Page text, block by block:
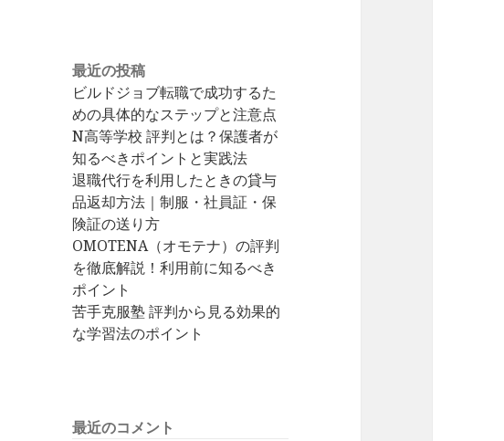
最近の投稿
ビルドジョブ転職で成功するた
めの具体的なステップと注意点
N高等学校 評判とは？保護者が
知るべきポイントと実践法
退職代行を利用したときの貸与
品返却方法｜制服・社員証・保
険証の送り方
OMOTENA（オモテナ）の評判
を徹底解説！利用前に知るべき
ポイント
苦手克服塾 評判から見る効果的
な学習法のポイント
最近のコメント